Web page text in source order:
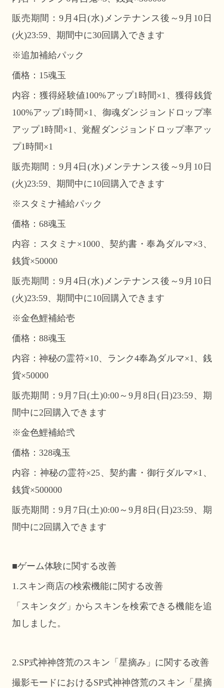
販売期間：9月4日(水)メンテナンス後～9月10日
(火)23:59、期間中に30回購入できます
※追加補給パック
価格：15魂玉
内容：獲得経験値100%アップ1時間×1、獲得銭貨
100%アップ1時間×1、御魂ダンジョンドロップ率
アップ1時間×1、覚醒ダンジョンドロップ率アッ
プ1時間×1
販売期間：9月4日(水)メンテナンス後～9月10日
(火)23:59、期間中に10回購入できます
※スタミナ補給パック
価格：68魂玉
内容：スタミナ×1000、契約書・奉為ダルマ×3、
銭貨×50000
販売期間：9月4日(水)メンテナンス後～9月10日
(火)23:59、期間中に10回購入できます
※金色鯉補給壱
価格：88魂玉
内容：神秘の霊符×10、ランク4奉為ダルマ×1、銭
貨×50000
販売期間：9月7日(土)0:00～9月8日(日)23:59、期
間中に2回購入できます
※金色鯉補給弐
価格：328魂玉
内容：神秘の霊符×25、契約書・御行ダルマ×1、
銭貨×500000
販売期間：9月7日(土)0:00～9月8日(日)23:59、期
間中に2回購入できます
■ゲーム体験に関する改善
1.スキン商店の検索機能に関する改善
「スキンタグ」からスキンを検索できる機能を追
加しました。
2.SP式神神啓荒のスキン「星摘み」に関する改善
撮影モードにおけるSP式神神啓荒のスキン「星摘